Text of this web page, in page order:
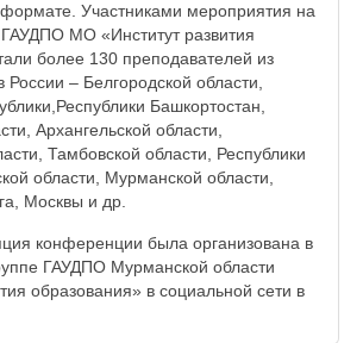
Участниками мероприятия на
МО «Институт развития
более 130 преподавателей из
России – Белгородской области,
Башкортостан,
Архангельской области,
Тамбовской области, Республики
области, Мурманской области,
Москвы и др.
конференции была организована в
ГАУДПО Мурманской области
образования» в социальной сети в